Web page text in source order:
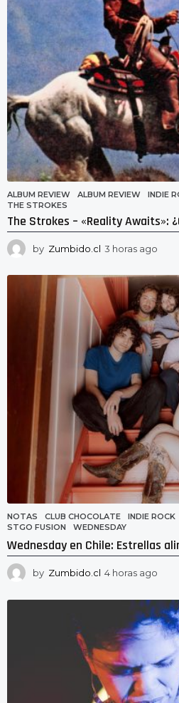
o
ALBUM REVIEW ALBUM REVIEW ,INDIE
THE STROKES
The Strokes – «Reality Awaits»:
by Zumbido.cl 3 horas ago
o
r
a
s
a
g
o
NOTAS CLUB CHOCOLATE ,INDIE ROCK
STGO FUSION
,WEDNESDAY
Wednesday en Chile: Estrellas
by Zumbido.cl 4 horas ago
o
r
a
g
o